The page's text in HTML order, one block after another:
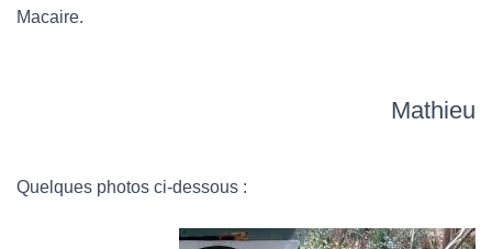
Macaire.
Mathieu
Quelques photos ci-dessous :